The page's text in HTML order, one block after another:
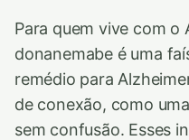
Para quem vive com o
donanemabe é uma
remédio para
de conexão, como
sem confusão. Esses